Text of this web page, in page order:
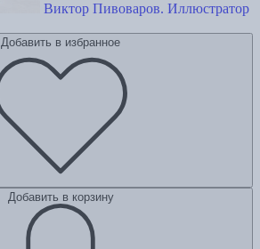
Виктор Пивоваров. Иллюстратор
Добавить в избранное
Добавить в корзину